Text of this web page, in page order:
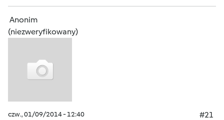
Anonim
(niezweryfikowany)
czw., 01/09/2014 - 12:40
#21